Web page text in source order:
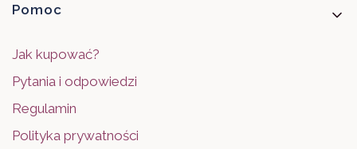
Pomoc
Jak kupować?
Pytania i odpowiedzi
Regulamin
Polityka prywatności